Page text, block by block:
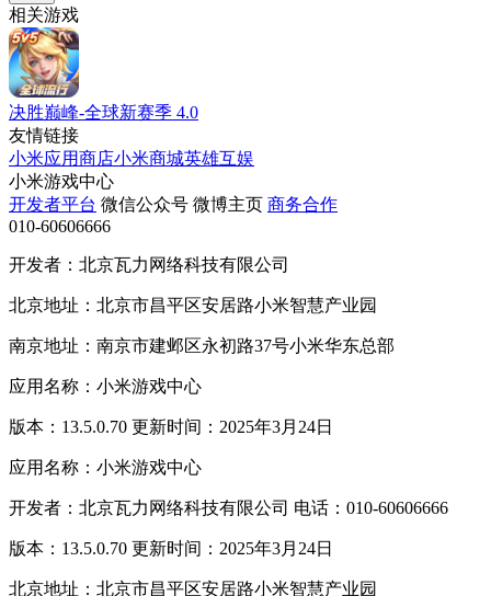
相关游戏
决胜巅峰-全球新赛季 4.0
友情链接
小米应用商店小米商城英雄互娱
小米游戏中心
开发者平台 微信公众号 微博主页 商务合作
010-60606666
开发者：北京瓦力网络科技有限公司
北京地址：北京市昌平区安居路小米智慧产业园
南京地址：南京市建邺区永初路37号小米华东总部
应用名称：小米游戏中心
版本：13.5.0.70 更新时间：2025年3月24日
应用名称：小米游戏中心
开发者：北京瓦力网络科技有限公司 电话：010-60606666
版本：13.5.0.70 更新时间：2025年3月24日
北京地址：北京市昌平区安居路小米智慧产业园